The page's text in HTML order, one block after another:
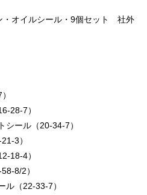
・オイルシール・9個セット 社外
28-7）
シール（20-34-7）
3）
18-4）
8/2）
ル（22-33-7）